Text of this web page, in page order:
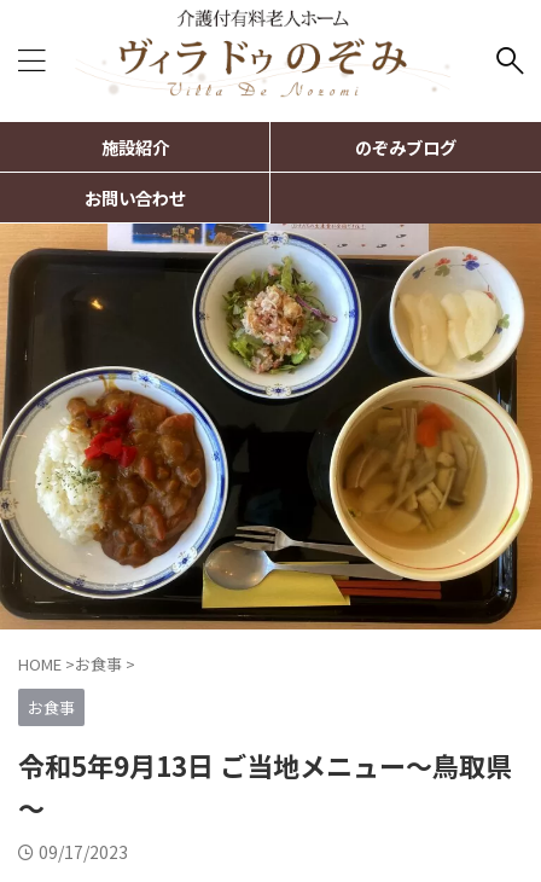
施設紹介
のぞみブログ
お問い合わせ
HOME >お食事 >
お食事
令和5年9月13日 ご当地メニュー～鳥取県
～
09/17/2023